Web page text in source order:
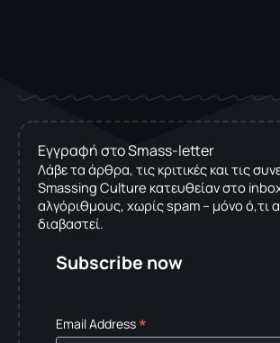
Εγγραφή στο Smass-letter
Λάβε τα άρθρα, τις κριτικές και τις
Smassing Culture κατευθείαν στο
αλγόριθμους, χωρίς spam – μόνο ό,τι
διαβαστεί.
Subscribe now
Email Address*